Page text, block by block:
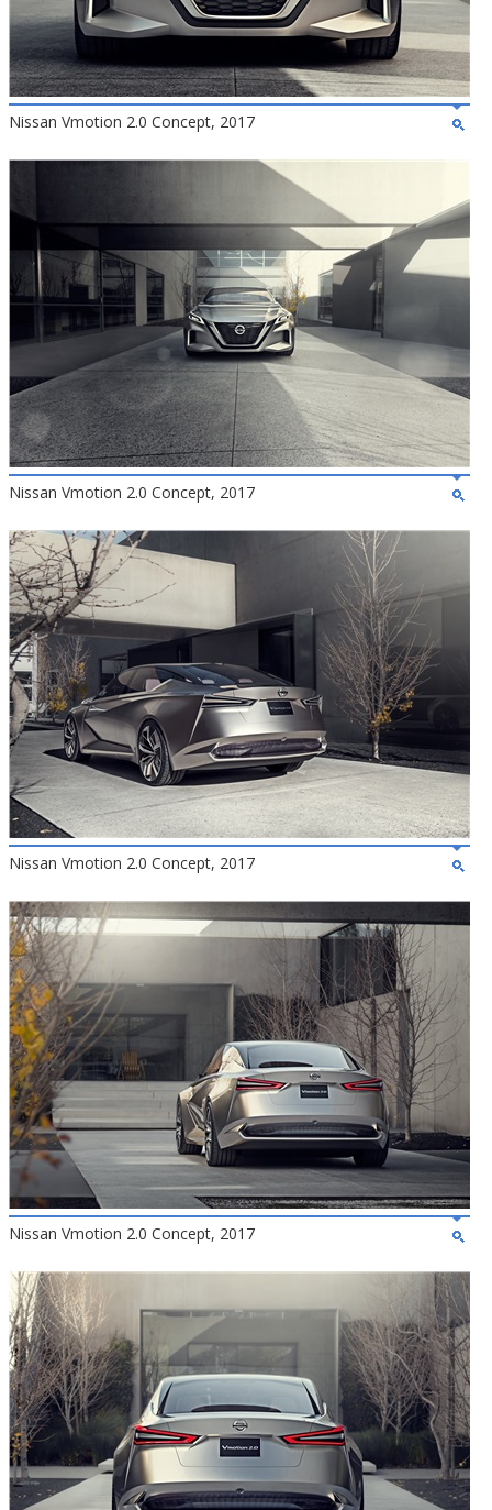
Nissan Vmotion 2.0 Concept, 2017
Nissan Vmotion 2.0 Concept, 2017
Nissan Vmotion 2.0 Concept, 2017
Nissan Vmotion 2.0 Concept, 2017